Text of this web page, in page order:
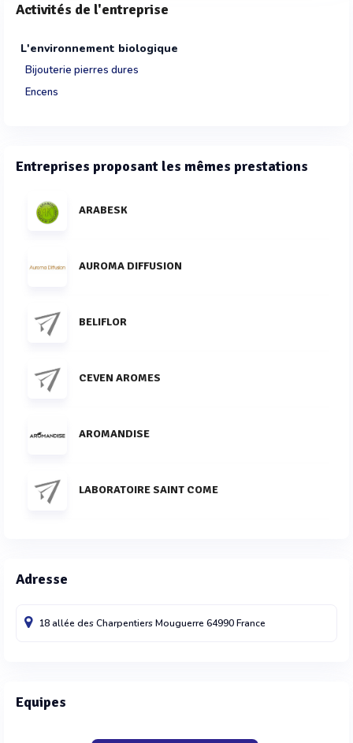
Activités de l'entreprise
L'environnement biologique
Bijouterie pierres dures
Encens
Entreprises proposant les mêmes prestations
ARABESK
AUROMA DIFFUSION
BELIFLOR
CEVEN AROMES
AROMANDISE
LABORATOIRE SAINT COME
Adresse
18 allée des CharpentiersMouguerre 64990France
Equipes